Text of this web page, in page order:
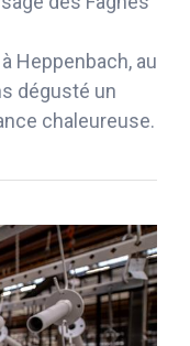
Heppenbach, au
dégusté un
chaleureuse.